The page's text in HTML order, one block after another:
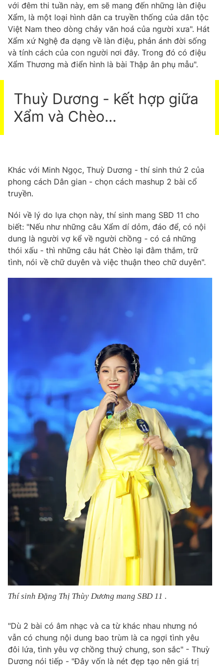
với đêm thi tuần này, em sẽ mang đến những làn điệu
Xẩm, là một loại hình dân ca truyền thống của dân tộc
Việt Nam theo dòng chảy văn hoá của người xưa". Hát
Xẩm xứ Nghệ đa dạng về làn điệu, phản ánh đời sống
và tính cách của con người nơi đây. Trong đó có điệu
Xẩm Thương mà điển hình là bài Thập ân phụ mẫu".
Thuỳ Dương - kết hợp giữa
Xẩm và Chèo...
Khác với Minh Ngọc, Thuỳ Dương - thí sinh thứ 2 của
phong cách Dân gian - chọn cách mashup 2 bài cổ
truyền.
Nói về lý do lựa chọn này, thí sinh mang SBD 11 cho
biết: "Nếu như những câu Xẩm dí dỏm, đáo để, có nội
dung là người vợ kể về người chồng - có cả những
thói xấu - thì những câu hát Chèo lại đằm thắm, trữ
tình, nói về chữ duyên và việc thuận theo chữ duyên".
Thí sinh Đặng Thị Thùy Dương mang SBD 11 .
"Dù 2 bài có âm nhạc và ca từ khác nhau nhưng nó
vẫn có chung nội dung bao trùm là ca ngợi tình yêu
đôi lứa, tình yêu vợ chồng thuỷ chung, son sắc" - Thuỳ
Dương nói tiếp - "Đây vốn là nét đẹp tạo nên giá trị